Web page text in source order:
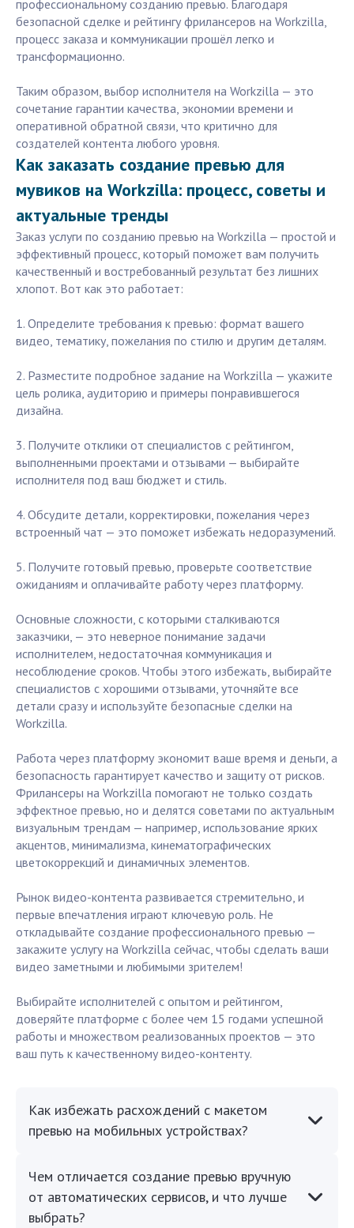
профессиональному созданию превью. Благодаря
безопасной сделке и рейтингу фрилансеров на Workzilla,
процесс заказа и коммуникации прошёл легко и
трансформационно.
Таким образом, выбор исполнителя на Workzilla — это
сочетание гарантии качества, экономии времени и
оперативной обратной связи, что критично для
создателей контента любого уровня.
Как заказать создание превью для
мувиков на Workzilla: процесс, советы и
актуальные тренды
Заказ услуги по созданию превью на Workzilla — простой и
эффективный процесс, который поможет вам получить
качественный и востребованный результат без лишних
хлопот. Вот как это работает:
1. Определите требования к превью: формат вашего
видео, тематику, пожелания по стилю и другим деталям.
2. Разместите подробное задание на Workzilla — укажите
цель ролика, аудиторию и примеры понравившегося
дизайна.
3. Получите отклики от специалистов с рейтингом,
выполненными проектами и отзывами — выбирайте
исполнителя под ваш бюджет и стиль.
4. Обсудите детали, корректировки, пожелания через
встроенный чат — это поможет избежать недоразумений.
5. Получите готовый превью, проверьте соответствие
ожиданиям и оплачивайте работу через платформу.
Основные сложности, с которыми сталкиваются
заказчики, — это неверное понимание задачи
исполнителем, недостаточная коммуникация и
несоблюдение сроков. Чтобы этого избежать, выбирайте
специалистов с хорошими отзывами, уточняйте все
детали сразу и используйте безопасные сделки на
Workzilla.
Работа через платформу экономит ваше время и деньги, а
безопасность гарантирует качество и защиту от рисков.
Фрилансеры на Workzilla помогают не только создать
эффектное превью, но и делятся советами по актуальным
визуальным трендам — например, использование ярких
акцентов, минимализма, кинематографических
цветокоррекций и динамичных элементов.
Рынок видео-контента развивается стремительно, и
первые впечатления играют ключевую роль. Не
откладывайте создание профессионального превью —
закажите услугу на Workzilla сейчас, чтобы сделать ваши
видео заметными и любимыми зрителем!
Выбирайте исполнителей с опытом и рейтингом,
доверяйте платформе с более чем 15 годами успешной
работы и множеством реализованных проектов — это
ваш путь к качественному видео-контенту.
Как избежать расхождений с макетом
превью на мобильных устройствах?
Чем отличается создание превью вручную
от автоматических сервисов, и что лучше
выбрать?